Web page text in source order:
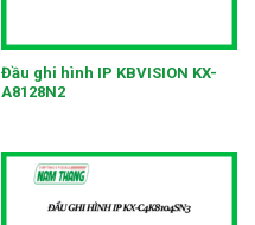
Đầu ghi hình IP KBVISION KX-
A8128N2